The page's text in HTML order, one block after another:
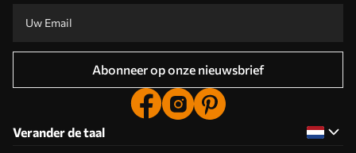
Abonneer op onze nieuwsbrief
Verander de taal